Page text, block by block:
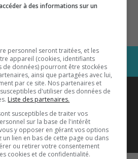
Countryest diffusé
sur1033 HD2
aussi sur…
à des informations sur un
personnel seront traitées, et les
appareil (cookies, identifiants
de données) pourront être stockées
ainsi que partagées avec lui,
par ce site. Nos partenaires et
d'utiliser des données de
Liste des partenaires.
susceptibles de traiter vos
sur la base de l'intérêt
y opposer en gérant vos options
un lien en bas de cette page ou dans
ou retirer votre consentement
cookies et de confidentialité.